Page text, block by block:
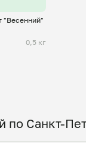
"Весенний"
0,5 кг
по Санкт-